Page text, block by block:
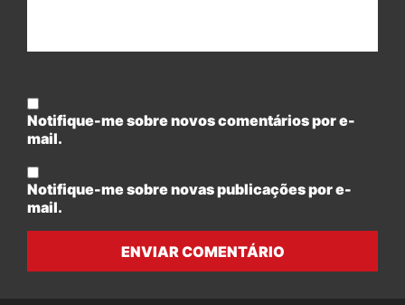
Notifique-me sobre novos comentários por e-
mail.
Notifique-me sobre novas publicações por e-
mail.
ENVIAR COMENTÁRIO